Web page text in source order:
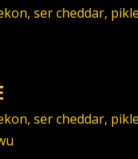
ser cheddar,
ser cheddar,